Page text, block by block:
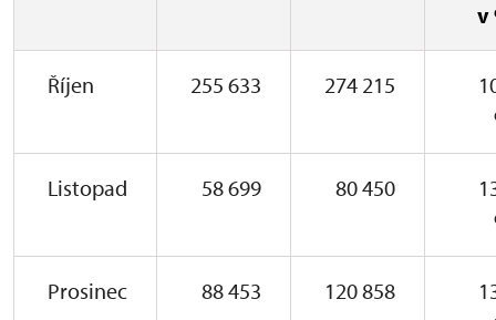
v
Říjen 255 633 274 215
Listopad 58 699 80 450
Prosinec 88 453 120 858